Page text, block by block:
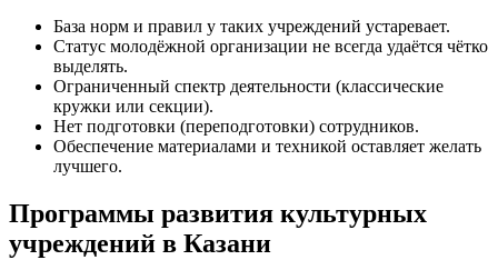
База норм и правил у таких учреждений устаревает.
Статус молодёжной организации не всегда удаётся чётко
выделять.
Ограниченный спектр деятельности (классические
кружки или секции).
Нет подготовки (переподготовки) сотрудников.
Обеспечение материалами и техникой оставляет желать
лучшего.
Программы развития культурных
учреждений в Казани